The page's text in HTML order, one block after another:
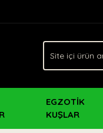
EGZOTİK
KUŞLAR